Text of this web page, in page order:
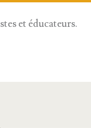
et éducateurs.